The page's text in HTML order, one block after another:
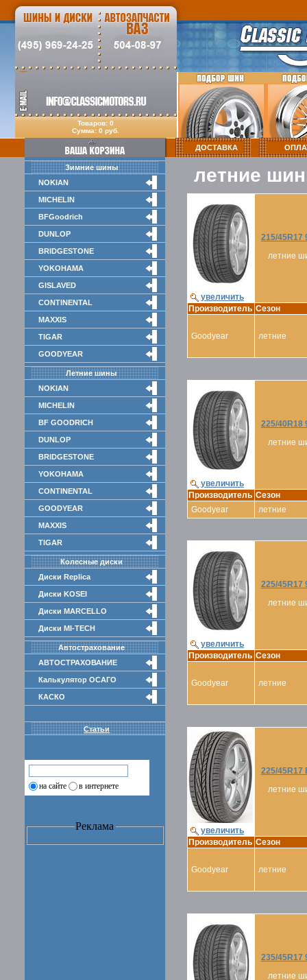
Товаров: 0
Сумма: 0 руб.
ДОСТАВКА
Зимние шины
NOKIAN
MICHELIN
BFGoodrich
DUNLOP
BRIDGESTONE
YOKOHAMA
GISLAVED
CONTINENTAL
MAXXIS
TIGAR
GOODYEAR
Летние шины
NOKIAN
MICHELIN
BF GOODRICH
DUNLOP
BRIDGESTONE
YOKOHAMA
CONTINENTAL
GOODYEAR
MAXXIS
TIGAR
Колесные диски
Диски Replica
Диски KOSEI
Диски MARCELLO
Диски MI-TECH
Автострахование
АВТОСТРАХОВАНИЕ
Калькулятор ОСАГО
КАСКО
Статьи
на сайте в интернете
Реклама
летние
увеличить
215/45R17
летние
Производитель Сезон
Goodyear летние
увеличить
225/40R18
летние
Производитель Сезон
Goodyear
летние
увеличить
225/45R17
летние
Производитель Сезон
Goodyear летние
увеличить
225/45R17
летние
Производитель Сезон
Goodyear летние
235/45R17
летние